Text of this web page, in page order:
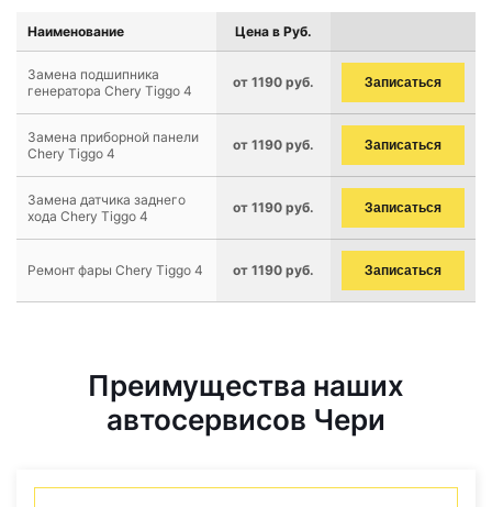
Наименование Цена в Руб.
Замена подшипника
генератора Chery Tiggo 4
от 1190 руб. Записаться
Замена приборной панели
Chery Tiggo 4
от 1190 руб. Записаться
Замена датчика заднего
хода Chery Tiggo 4
от 1190 руб. Записаться
Ремонт фары Chery Tiggo 4 от 1190 руб. Записаться
Преимущества наших
автосервисов Чери